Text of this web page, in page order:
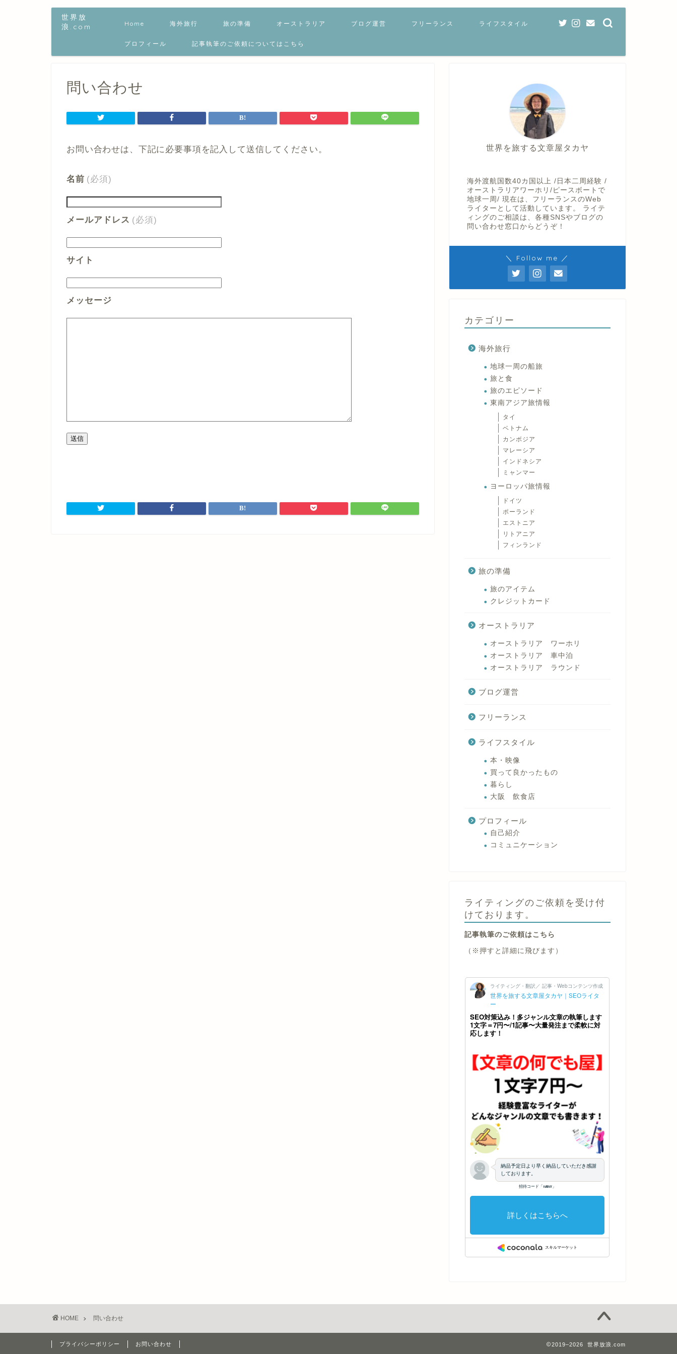
世界放
浪.com
Home 海外旅行 旅の準備 オーストラリア ブログ運営 フリーランス ライフスタイル
プロフィール 記事執筆のご依頼についてはこちら
問い合わせ
お問い合わせは、下記に必要事項を記入して送信してください。
名前 (必須)
メールアドレス (必須)
サイト
メッセージ
送信
世界を旅する文章屋タカヤ
海外渡航国数40カ国以上 /日本二周経験 /
オーストラリアワーホリ/ピースボートで
地球一周/ 現在は、フリーランスのWeb
ライターとして活動しています。 ライテ
ィングのご相談は、各種SNSやブログの
問い合わせ窓口からどうぞ！
＼ Follow me ／
カテゴリー
海外旅行
地球一周の船旅
旅と食
旅のエピソード
東南アジア旅情報
タイ
ベトナム
カンボジア
マレーシア
インドネシア
ミャンマー
ヨーロッパ旅情報
ドイツ
ポーランド
エストニア
リトアニア
フィンランド
旅の準備
旅のアイテム
クレジットカード
オーストラリア
オーストラリア ワーホリ
オーストラリア 車中泊
オーストラリア ラウンド
ブログ運営
フリーランス
ライフスタイル
本・映像
買って良かったもの
暮らし
大阪 飲食店
プロフィール
自己紹介
コミュニケーション
ライティングのご依頼を受け付
けております。
記事執筆のご依頼はこちら
（※押すと詳細に飛びます）
HOME 問い合わせ
プライバシーポリシー お問い合わせ 2019–2026 世界放浪.com